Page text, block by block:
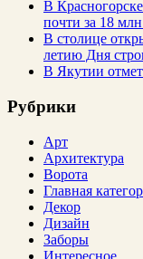
В
почти за 18
В столице
летию Дня
В Якутии
Рубрики
Арт
Архитектура
Ворота
Главная
Декор
Дизайн
Заборы
Интересное